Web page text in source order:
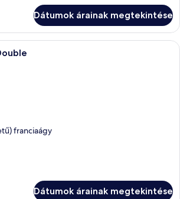
Dátumok árainak megtekintése
Egy modern szállodai szoba,
franciaágy
Dátumok árainak megtekintése